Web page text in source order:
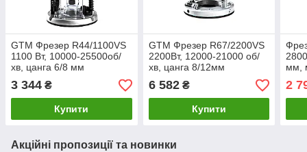
GTM Фрезер R44/1100VS
1100 Вт, 10000-25500об/
хв, цанга 6/8 мм
3 344 ₴
Купити
GTM Фрезер R67/2200VS
2200Вт, 12000-21000 об/
хв, цанга 8/12мм
6 582₴
Купити
мм,
2
Акційні пропозиції та новинки